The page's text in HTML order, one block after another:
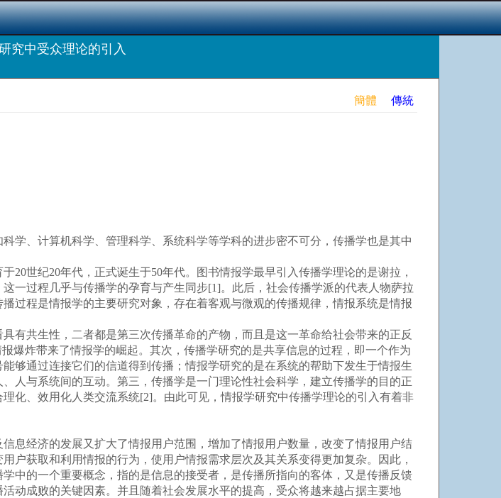
究中受众理论的引入
簡體 傳統
学、计算机科学、管理科学、系统科学等学科的进步密不可分，传播学也是其中
世纪20年代，正式诞生于50年代。图书情报学最早引入传播学理论的是谢拉，
一过程几乎与传播学的孕育与产生同步[1]。此后，社会传播学派的代表人物萨拉
过程是情报学的主要研究对象，存在着客观与微观的传播规律，情报系统是情报
有共生性，二者都是第三次传播革命的产物，而且是这一革命给社会带来的正反
爆炸带来了情报学的崛起。其次，传播学研究的是共享信息的过程，即一个作为
够通过连接它们的信道得到传播；情报学研究的是在系统的帮助下发生于情报生
人与系统间的互动。第三，传播学是一门理论性社会科学，建立传播学的目的正
化、效用化人类交流系统[2]。由此可见，情报学研究中传播学理论的引入有着非
息经济的发展又扩大了情报用户范围，增加了情报用户数量，改变了情报用户结
户获取和利用情报的行为，使用户情报需求层次及其关系变得更加复杂。因此，
中的一个重要概念，指的是信息的接受者，是传播所指向的客体，又是传播反馈
动成败的关键因素。并且随着社会发展水平的提高，受众将越来越占据主要地